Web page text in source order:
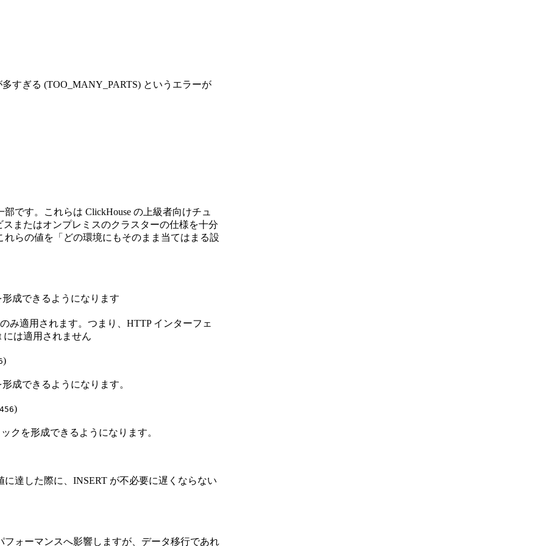
すぎる (TOO_MANY_PARTS) というエラーが
です。これらは ClickHouse の上級者向けチュ
またはオンプレミスのクラスターの仕様を十分
らの値を「どの環境にもそのまま当てはまる設
成できるようになります
み適用されます。つまり、HTTP インターフェ
には適用されません
)
成できるようになります。
)
クを形成できるようになります。
達した際に、INSERT が不必要に遅くならない
ォーマンスへ影響しますが、データ移行であれ